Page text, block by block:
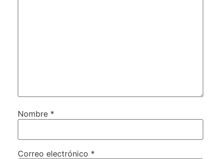
Nombre *
Correo electrónico *